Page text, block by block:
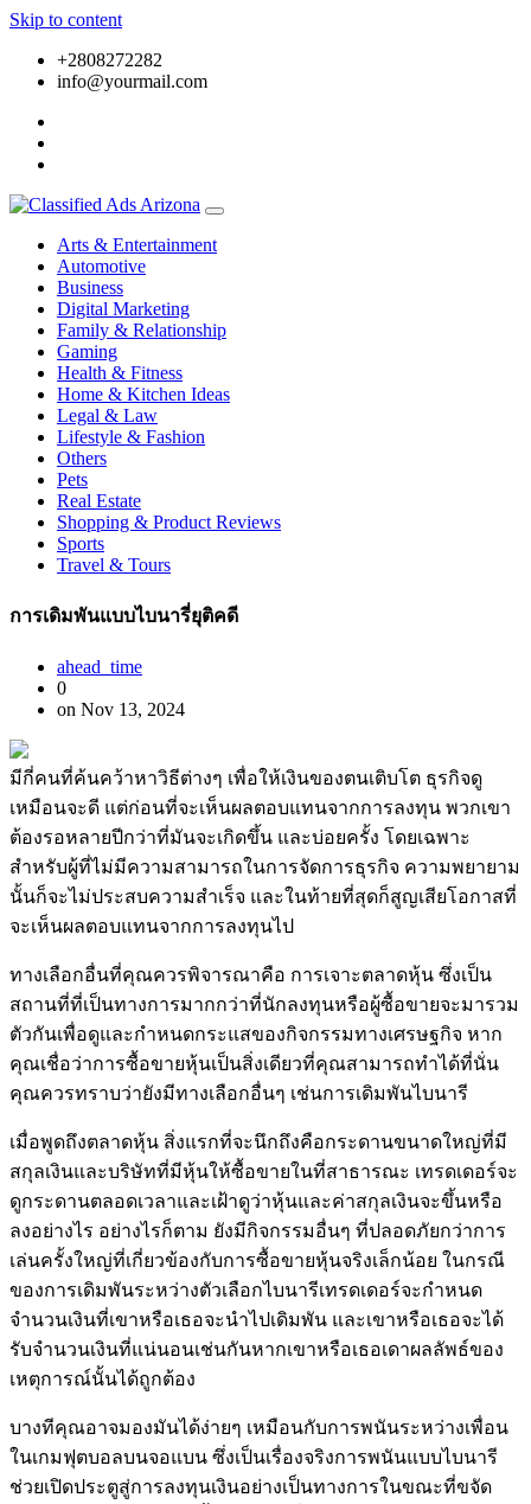
Skip to content
+2808272282
info@yourmail.com
Arts & Entertainment
Automotive
Business
Digital Marketing
Family & Relationship
Gaming
Health & Fitness
Home & Kitchen Ideas
Legal & Law
Lifestyle & Fashion
Others
Pets
Real Estate
Shopping & Product Reviews
Sports
Travel & Tours
การเดิมพันแบบไบนารี่ยุติคดี
ahead_time
0
on Nov 13, 2024
มีกี่คนที่ค้นคว้าหาวิธีต่างๆ เพื่อให้เงินของตนเติบโต ธุรกิจดู
เหมือนจะดี แต่ก่อนที่จะเห็นผลตอบแทนจากการลงทุน พวกเขา
ต้องรอหลายปีกว่าที่มันจะเกิดขึ้น และบ่อยครั้ง โดยเฉพาะ
สำหรับผู้ที่ไม่มีความสามารถในการจัดการธุรกิจ ความพยายาม
นั้นก็จะไม่ประสบความสำเร็จ และในท้ายที่สุดก็สูญเสียโอกาสที่
จะเห็นผลตอบแทนจากการลงทุนไป
ทางเลือกอื่นที่คุณควรพิจารณาคือ การเจาะตลาดหุ้น ซึ่งเป็น
สถานที่ที่เป็นทางการมากกว่าที่นักลงทุนหรือผู้ซื้อขายจะมารวม
ตัวกันเพื่อดูและกำหนดกระแสของกิจกรรมทางเศรษฐกิจ หาก
คุณเชื่อว่าการซื้อขายหุ้นเป็นสิ่งเดียวที่คุณสามารถทำได้ที่นั่น
คุณควรทราบว่ายังมีทางเลือกอื่นๆ เช่นการเดิมพันไบนารี
เมื่อพูดถึงตลาดหุ้น สิ่งแรกที่จะนึกถึงคือกระดานขนาดใหญ่ที่มี
สกุลเงินและบริษัทที่มีหุ้นให้ซื้อขายในที่สาธารณะ เทรดเดอร์จะ
ดูกระดานตลอดเวลาและเฝ้าดูว่าหุ้นและค่าสกุลเงินจะขึ้นหรือ
ลงอย่างไร อย่างไรก็ตาม ยังมีกิจกรรมอื่นๆ ที่ปลอดภัยกว่าการ
เล่นครั้งใหญ่ที่เกี่ยวข้องกับการซื้อขายหุ้นจริงเล็กน้อย ในกรณี
ของการเดิมพันระหว่างตัวเลือกไบนารีเทรดเดอร์จะกำหนด
จำนวนเงินที่เขาหรือเธอจะนำไปเดิมพัน และเขาหรือเธอจะได้
รับจำนวนเงินที่แน่นอนเช่นกันหากเขาหรือเธอเดาผลลัพธ์ของ
เหตุการณ์นั้นได้ถูกต้อง
บางทีคุณอาจมองมันได้ง่ายๆ เหมือนกับการพนันระหว่างเพื่อน
ในเกมฟุตบอลบนจอแบน ซึ่งเป็นเรื่องจริงการพนันแบบไบนารี
ช่วยเปิดประตูสู่การลงทุนเงินอย่างเป็นทางการในขณะที่ขจัด